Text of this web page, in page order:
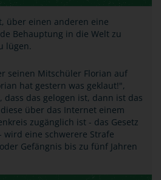
über einen anderen eine
Behauptung in die Welt zu
lügen.
seinen Mitschüler Florian auf
hat gestern was geklaut!",
das gelogen ist, dann ist das
über das Internet einem
zugänglich ist - das Gesetz
eine schwerere Strafe
Gefängnis bis zu fünf Jahren